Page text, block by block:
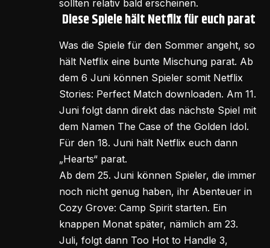
sollten relativ bald erscheinen.
Diese Spiele hält Netflix für euch parat
Was die Spiele für den Sommer angeht, so
hält Netflix eine bunte Mischung parat. Ab
dem 6 Juni können Spieler somit Netflix
Stories: Perfect Match downloaden. Am 11.
Juni folgt dann direkt das nächste Spiel mit
dem Namen The Case of the Golden Idol.
Für den 18. Juni hält Netflix euch dann
„Hearts“ parat.
Ab dem 25. Juni können Spieler, die immer
noch nicht genug haben, ihr Abenteuer in
Cozy Grove: Camp Spirit starten. Ein
knappen Monat später, nämlich am 23.
Juli, folgt dann Too Hot to Handle 3,